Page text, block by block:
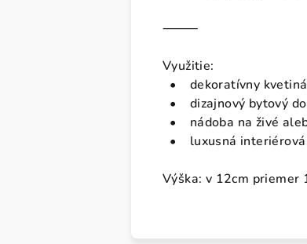
⸻
Využitie:
• dekoratívny
• dizajnový bytový
• nádoba na živé
• luxusná interiérová
Výška: v 12cm priemer